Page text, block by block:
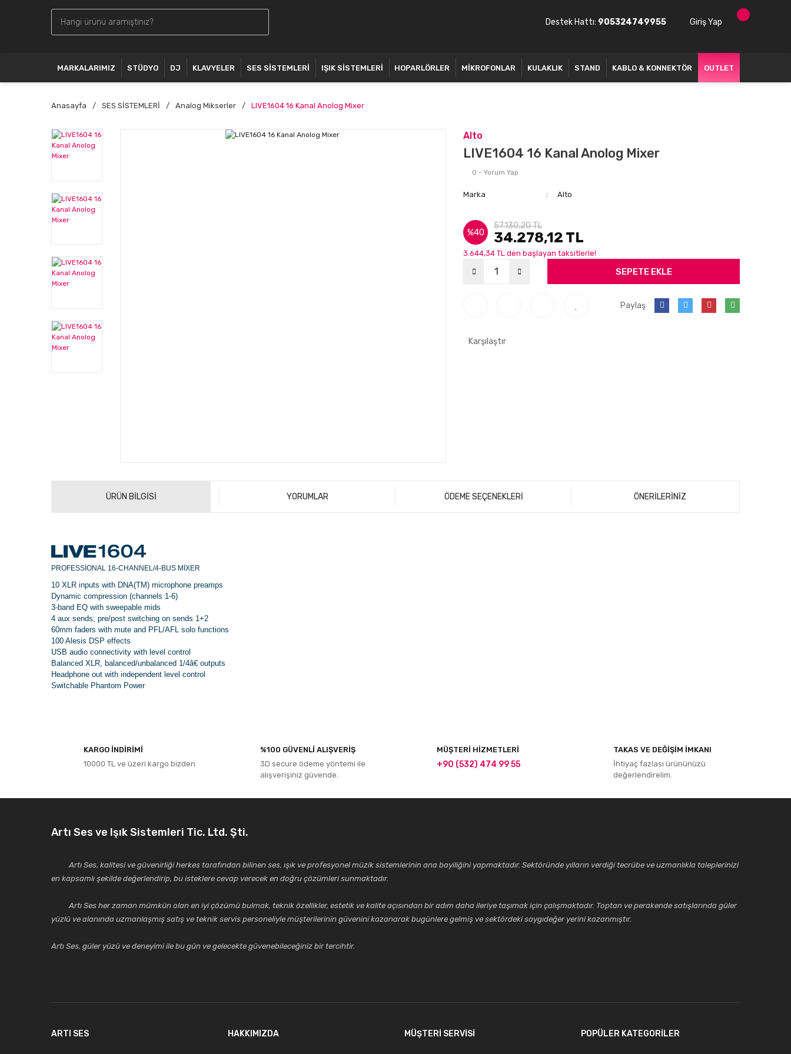
Destek Hattı: 905324749955 Giriş Yap
MARKALARIMIZ STÜDYO DJ KLAVYELER SES SİSTEMLERİ IŞIK SİSTEMLERİ HOPARLÖRLER MİKROFONLAR KULAKLIK STAND KABLO & KONNEKTÖR OUTLET
Anasayfa SES SİSTEMLERİ Analog Mikserler LIVE1604 16 Kanal Anolog Mixer
Alto
LIVE1604 16 Kanal Anolog Mixer
0 - Yorum Yap
Marka Alto
%40
57.130,20 TL
34.278,12 TL
3.644,34 TL den başlayan taksitlerle!
SEPETE EKLE
Paylaş
Karşılaştır
ÜRÜN BİLGİSİ YORUMLAR ÖDEME SEÇENEKLERİ ÖNERİLERİNİZ
PROFESSIONAL 16-CHANNEL/4-BUS MIXER
10 XLR inputs with DNA(TM) microphone preamps
Dynamic compression (channels 1-6)
3-band EQ with sweepable mids
4 aux sends; pre/post switching on sends 1+2
60mm faders with mute and PFL/AFL solo functions
100 Alesis DSP effects
USB audio connectivity with level control
Balanced XLR, balanced/unbalanced 1/4â€ outputs
Headphone out with independent level control
Switchable Phantom Power
Bu ürüne ilk yorumu siz yapın!
Görüş ve önerileriniz için teşekkür ederiz.
Bu ürüne benzer farklı alternatifler olmalı.
Gönder
KARGO İNDİRİMİ
10000 TL ve üzeri kargo bizden
%100 GÜVENLİ ALIŞVERİŞ
3D secure ödeme yöntemi ile
alışverişiniz güvende.
MÜŞTERİ HİZMETLERİ
+90 (532) 474 99 55
TAKAS VE DEĞİŞİM İMKANI
İhtiyaç fazlası ürününüzü
değerlendirelim.
Artı Ses ve Işık Sistemleri Tic. Ltd. Şti.
Artı Ses, kalitesi ve güvenirliği herkes tarafından bilinen ses, ışık ve profesyonel müzik sistemlerinin ana bayiliğini yapmaktadır. Sektöründe yılların verdiği tecrübe ve uzmanlıkla taleplerinizi
en kapsamlı şekilde değerlendirip, bu isteklere cevap verecek en doğru çözümleri sunmaktadır.
Artı Ses her zaman mümkün olan en iyi çözümü bulmak, teknik özellikler, estetik ve kalite açısından bir adım daha ileriye taşımak için çalışmaktadır. Toptan ve perakende satışlarında güler
yüzlü ve alanında uzmanlaşmış satış ve teknik servis personeliyle müşterilerinin güvenini kazanarak bugünlere gelmiş ve sektördeki saygıdeğer yerini kazanmıştır.
Artı Ses, güler yüzü ve deneyimi ile bu gün ve gelecekte güvenebileceğiniz bir tercihtir.
ARTI SES HAKKIMIZDA MÜŞTERİ SERVİSİ POPÜLER KATEGORİLER